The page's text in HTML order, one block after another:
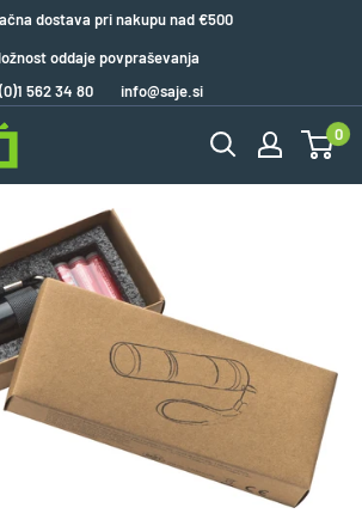
dostava pri nakupu nad €500
oddaje povpraševanja
562 34 80
info@saje.si
0